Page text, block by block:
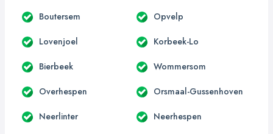
Boutersem Opvelp
Lovenjoel Korbeek-Lo
Bierbeek Wommersom
Overhespen Orsmaal-Gussenhoven
Neerlinter Neerhespen